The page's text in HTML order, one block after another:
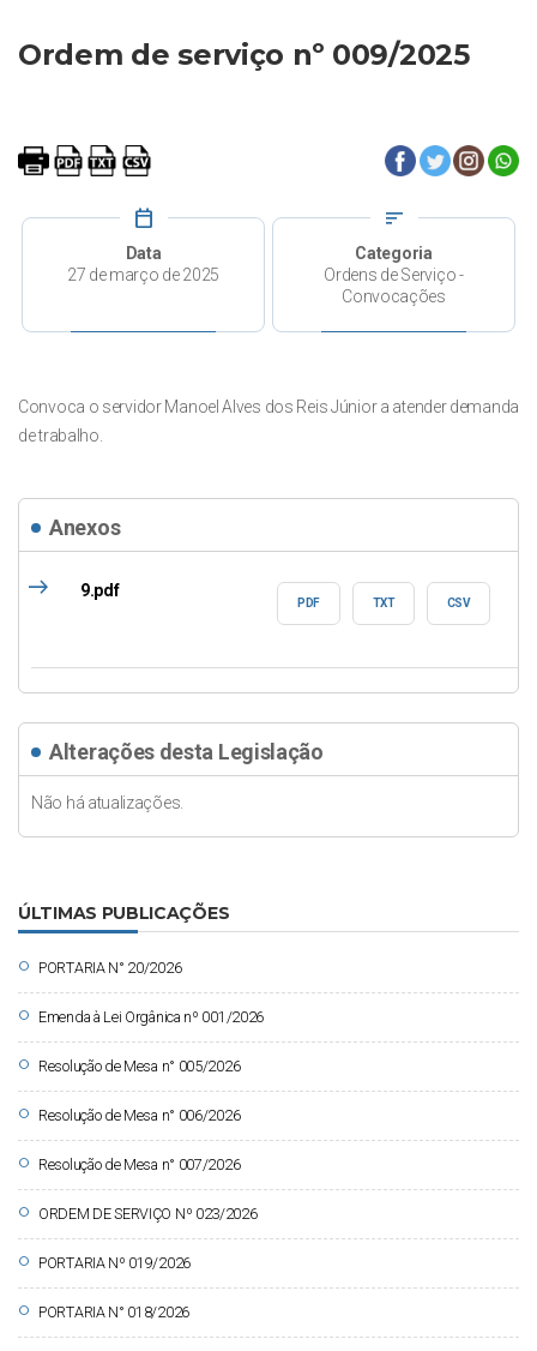
Ordem de serviço nº 009/2025
calendar_today
Data
27 de março de 2025
sort
Categoria
Ordens de Serviço -
Convocações
Convoca o servidor Manoel Alves dos Reis Júnior a atender demanda
de trabalho.
Anexos
east 9.pdf
PDF TXT CSV
Alterações desta Legislação
Não há atualizações.
ÚLTIMAS PUBLICAÇÕES
circle PORTARIA N° 20/2026
circle Emenda à Lei Orgânica nº 001/2026
circle Resolução de Mesa n° 005/2026
circle Resolução de Mesa n° 006/2026
circle Resolução de Mesa n° 007/2026
circle ORDEM DE SERVIÇO Nº 023/2026
circle PORTARIA Nº 019/2026
circle PORTARIA N° 018/2026